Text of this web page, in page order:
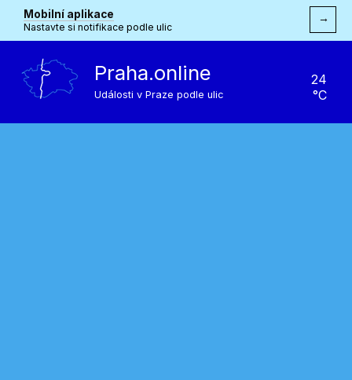
Mobilní aplikace
Nastavte si notifikace podle ulic
→
Praha.online
Události v Praze podle ulic
24
°C